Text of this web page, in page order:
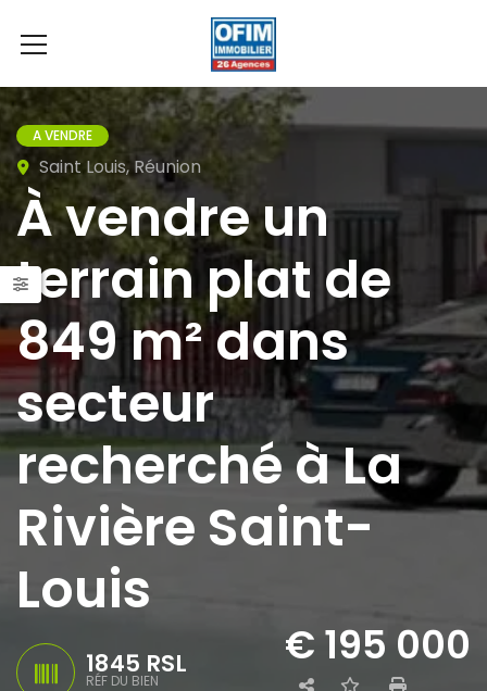
A VENDRE
Saint Louis, Réunion
À vendre un
terrain plat de
849 m² dans
secteur
recherché à La
Rivière Saint-
Louis
1845 RSL
RÉF DU BIEN
€ 195 000